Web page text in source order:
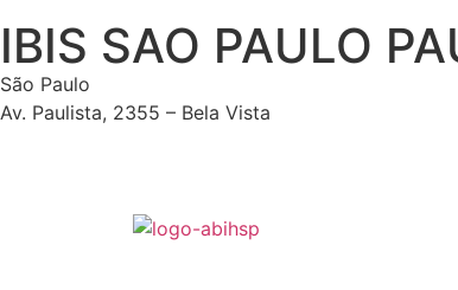
IBIS SAO PAULO
São Paulo
Av. Paulista, 2355 – Bela Vista